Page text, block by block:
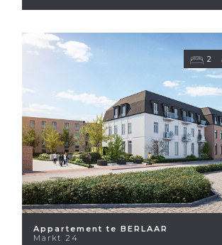
2
Appartement te BERLAAR
Markt 24